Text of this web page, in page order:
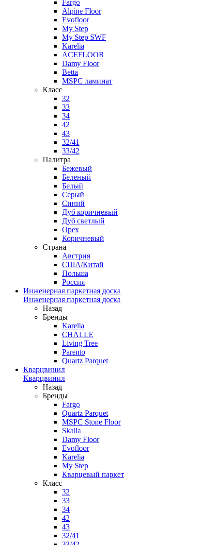
Fargo
Alpine Floor
Evofloor
My Step
My Step SWF
Karelia
ACEFLOOR
Damy Floor
Betta
MSPC ламинат
Класс
32
33
34
42
43
32/41
33/42
Палитра
Бежевый
Беленый
Белый
Серый
Синий
Дуб коричневый
Дуб светлый
Орех
Коричневый
Страна
Австрия
США/Китай
Польша
Россия
Инженерная паркетная доска
Инженерная паркетная доска
Назад
Бренды
Karelia
CHALLE
Living Tree
Parento
Quartz Parquet
Кварцвинил
Кварцвинил
Назад
Бренды
Fargo
Quartz Parquet
MSPC Stone Floor
Skalla
Damy Floor
Evofloor
Karelia
My Step
Кварцевый паркет
Класс
32
33
34
42
43
32/41